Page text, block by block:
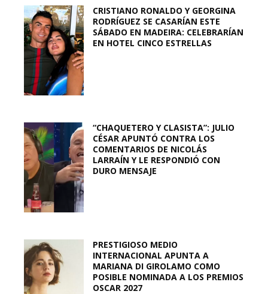
CRISTIANO RONALDO Y GEORGINA
RODRÍGUEZ SE CASARÍAN ESTE
SÁBADO EN MADEIRA: CELEBRARÍAN
EN HOTEL CINCO ESTRELLAS
“CHAQUETERO Y CLASISTA”: JULIO
CÉSAR APUNTÓ CONTRA LOS
COMENTARIOS DE NICOLÁS
LARRAÍN Y LE RESPONDIÓ CON
DURO MENSAJE
PRESTIGIOSO MEDIO
INTERNACIONAL APUNTA A
MARIANA DI GIROLAMO COMO
POSIBLE NOMINADA A LOS PREMIOS
OSCAR 2027